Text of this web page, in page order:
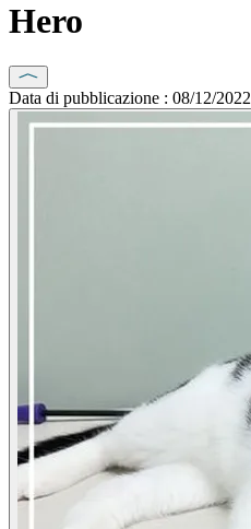
Hero
Data di pubblicazione : 08/12/2022